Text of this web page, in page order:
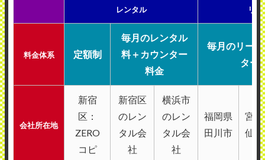
レンタル リ
料金体系 定額制
毎月のレンタル
料＋カウンター
料金
毎月のリー
ター
会社所在地
新宿
区：
ZERO
コピ
新宿区
のレン
タル会
社
横浜市
のレン
タル会
社
福岡県
田川市
宮
仙